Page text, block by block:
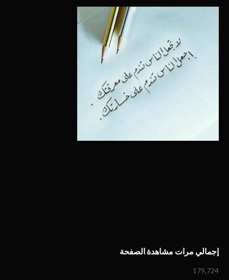
إجمالي مرات مشاهدة الصفحة
179,724